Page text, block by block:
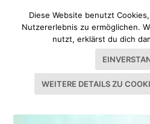
SCHLAGWORT:RÜCKBLICK
Diese Website benutzt
Nutzererlebnis zu ermöglichen.
nutzt, erklärst du dich
WEITERE DETAILS ZU